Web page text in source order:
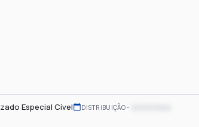
Especial Cível DISTRIBUIÇÃO